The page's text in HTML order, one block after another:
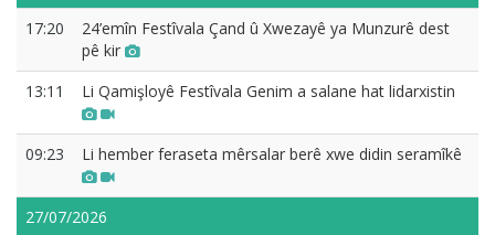
17:20
24’emîn Festîvala Çand û Xwezayê ya Munzurê dest
pê kir
13:11
Li Qamişloyê Festîvala Genim a salane hat lidarxistin
09:23 Li hember feraseta mêrsalar berê xwe didin seramîkê
27/07/2026